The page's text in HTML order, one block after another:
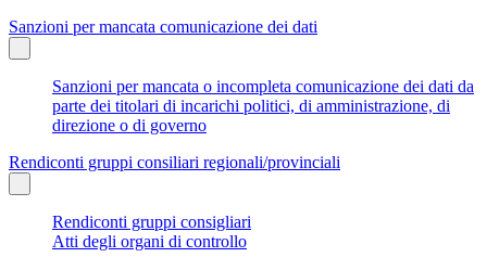
Sanzioni per mancata comunicazione dei dati
Sanzioni per mancata o incompleta comunicazione dei dati da
parte dei titolari di incarichi politici, di amministrazione, di
direzione o di governo
Rendiconti gruppi consiliari regionali/provinciali
Rendiconti gruppi consigliari
Atti degli organi di controllo